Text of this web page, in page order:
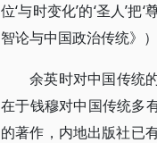
位‘与时变化’的‘圣人’
智论与中国政治传统》）
余英时对中国传统
在于钱穆对中国传统多
的著作，内地出版社已